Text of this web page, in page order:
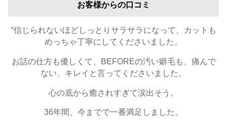
お客様からの口コミ
“信じられないほどしっとりサラサラになって、カットも
めっちゃ丁寧にしてくださいました。
お話の仕方も優しくて、BEFOREの汚い癖毛も、痛んで
ない、キレイと言ってくださいました。
心の底から癒されすぎて涙出そう。
36年間、今までで一番満足しました。